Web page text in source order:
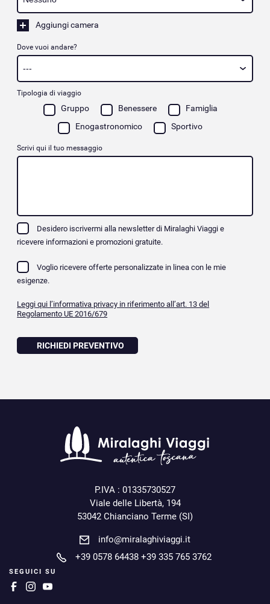
Aggiungi camera
Dove vuoi andare?
Tipologia di viaggio
Gruppo Benessere
Famiglia
Enogastronomico
Sportivo
Scrivi qui il tuo messaggio
Desidero iscrivermi alla newsletter di Miralaghi Viaggi e
ricevere informazioni e promozioni gratuite.
Voglio ricevere offerte personalizzate in linea con le mie
esigenze.
Leggi qui l’informativa privacy in riferimento all’art. 13 del
Regolamento UE 2016/679
RICHIEDI PREVENTIVO
P.IVA : 01335730527
Viale delle Libertà, 194
53042 Chianciano Terme (SI)
info@miralaghiviaggi.it
+39 0578 64438 +39 335 765 3762
SEGUICI SU